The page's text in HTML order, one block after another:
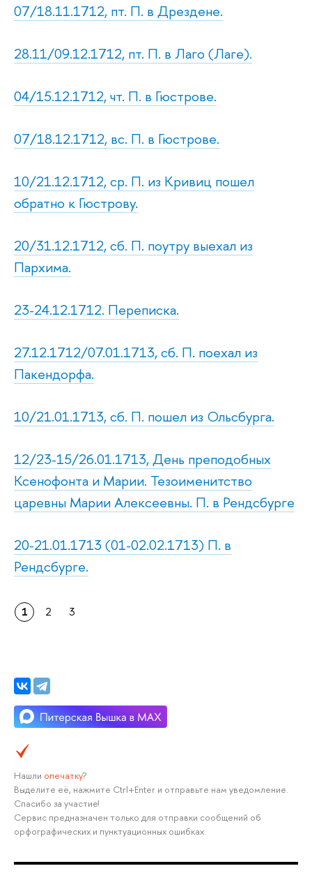
07/18.11.1712, пт. П. в Дрездене.
28.11/09.12.1712, пт. П. в Лаго (Лаге).
04/15.12.1712, чт. П. в Гюстрове.
07/18.12.1712, вс. П. в Гюстрове.
10/21.12.1712, ср. П. из Кривиц пошел
обратно к Гюстрову.
20/31.12.1712, сб. П. поутру выехал из
Пархима.
23-24.12.1712. Переписка.
27.12.1712/07.01.1713, сб. П. поехал из
Пакендорфа.
10/21.01.1713, сб. П. пошел из Ольсбурга.
12/23-15/26.01.1713, День преподобных
Ксенофонта и Марии. Тезоименитство
царевны Марии Алексеевны. П. в Рендсбурге
20-21.01.1713 (01-02.02.1713) П. в
Рендсбурге.
1 2 3
Нашли опечатку?
Выделите её, нажмите Ctrl+Enter и отправьте нам уведомление.
Спасибо за участие!
Сервис предназначен только для отправки сообщений об
орфографических и пунктуационных ошибках.